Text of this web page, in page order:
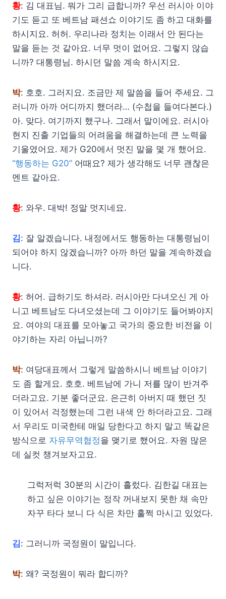
황: 김 대표님. 뭐가 그리 급합니까? 우선 러시아 이야
기도 듣고 또 베트남 패션쇼 이야기도 좀 하고 대화를
하시지요. 허허. 우리나라 정치는 이래서 안 된다는
말을 듣는 것 같아요. 너무 멋이 없어요. 그렇지 않습
니까? 대통령님. 하시던 말씀 계속 하시지요.
박: 호호. 그러지요. 조금만 제 말씀을 들어 주세요. 그
러니까 아까 어디까지 했더라… (수첩을 들여다본다.)
아. 맞다. 여기까지 했구나. 그래서 말이에요. 러시아
현지 진출 기업들의 어려움을 해결하는데 큰 노력을
기울였어요. 제가 G20에서 멋진 말을 몇 개 했어요.
“행동하는 G20” 어때요? 제가 생각해도 너무 괜찮은
멘트 같아요.
황: 와우. 대박! 정말 멋지네요.
김: 잘 알겠습니다. 내정에서도 행동하는 대통령님이
되어야 하지 않겠습니까? 아까 하던 말을 계속하겠습
니다.
황: 허어. 급하기도 하셔라. 러시아만 다녀오신 게 아
니고 베트남도 다녀오셨는데 그 이야기도 들어봐야지
요. 여야의 대표를 모아놓고 국가의 중요한 비전을 이
야기하는 자리 아닙니까?
박: 여당대표께서 그렇게 말씀하시니 베트남 이야기
도 좀 할게요. 호호. 베트남에 가니 저를 많이 반겨주
더라고요. 기분 좋더군요. 은근히 아버지 때 했던 짓
이 있어서 걱정했는데 그런 내색 안 하더라고요. 그래
서 우리도 미국한테 매일 당한다고 하지 말고 똑같은
방식으로 자유무역협정을 맺기로 했어요. 자원 많은
데 실컷 챙겨보자고요.
그럭저럭 30분의 시간이 흘렀다. 김한길 대표는
하고 싶은 이야기는 정작 꺼내보지 못한 채 속만
자꾸 타다 보니 다 식은 차만 훌쩍 마시고 있었다.
김: 그러니까 국정원이 말입니다.
박: 왜? 국정원이 뭐라 합디까?